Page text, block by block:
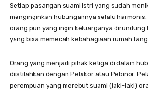
Setiap pasangan suami istri yang sudah
menginginkan hubungannya selalu harmonis.
orang pun yang ingin keluarganya dirundung
yang bisa memecah kebahagiaan rumah
Orang yang menjadi pihak ketiga di dalam
diistilahkan dengan Pelakor atau Pebinor.
perempuan yang merebut suami (laki-laki)